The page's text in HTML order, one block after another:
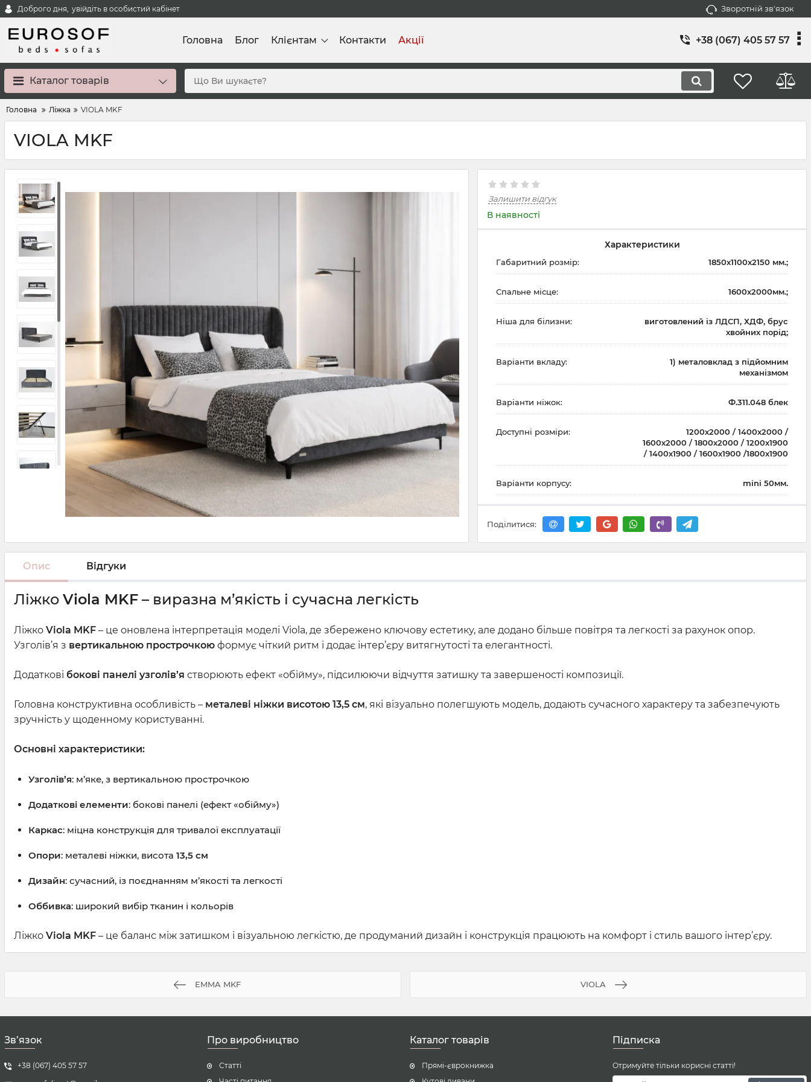
Доброго дня, увійдіть в особистий кабінет Зворотній зв'язок
Головна Блог Клієнтам Контакти Акції +38 ‎(067) 405 57 57
Каталог товарів
Головна Ліжка VIOLA MKF
VIOLA MKF
Залишити відгук
В наявності
Характеристики
Габаритний розмір: 1850x1100x2150 мм.;
Спальне місце: 1600х2000мм.;
Ніша для білизни:
виготовлений із ЛДСП, ХДФ, брус
хвойних порід;
Варіанти вкладу:
1) металовклад з підйомним
механізмом
Варіанти ніжок: Ф.311.048 блек
Доступні розміри:
1200х2000 / 1400х2000 /
1600х2000 / 1800х2000 / 1200х1900
/ 1400х1900 / 1600х1900 /1800х1900
Варіанти корпусу: mini 50мм.
Поділитися:
Опис Відгуки
Ліжко Viola MKF – виразна м’якість і сучасна легкість
Ліжко Viola MKF – це оновлена інтерпретація моделі Viola, де збережено ключову естетику, але додано більше повітря та легкості за рахунок опор.
Узголів’я з вертикальною прострочкою формує чіткий ритм і додає інтер’єру витягнутості та елегантності.
Додаткові бокові панелі узголів’я створюють ефект «обійму», підсилюючи відчуття затишку та завершеності композиції.
Головна конструктивна особливість – металеві ніжки висотою 13,5 см, які візуально полегшують модель, додають сучасного характеру та забезпечують
зручність у щоденному користуванні.
Основні характеристики:
Узголів’я: м’яке, з вертикальною прострочкою
Додаткові елементи: бокові панелі (ефект «обійму»)
Каркас: міцна конструкція для тривалої експлуатації
Опори: металеві ніжки, висота 13,5 см
Дизайн: сучасний, із поєднанням м’якості та легкості
Оббивка: широкий вибір тканин і кольорів
Ліжко Viola MKF – це баланс між затишком і візуальною легкістю, де продуманий дизайн і конструкція працюють на комфорт і стиль вашого інтер’єру.
EMMA MKF VIOLA
Зв’язок
+38 ‎(067) 405 57 57
Про виробництво
Статті
Каталог товарів
Прямі-єврокнижка
Підписка
Отримуйте тільки корисні статті!